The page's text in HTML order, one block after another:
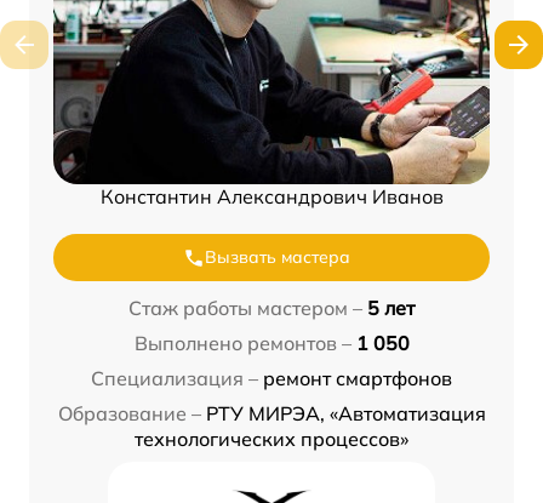
Константин Александрович Иванов
Вызвать мастера
Стаж работы мастером – 5 лет
Выполнено ремонтов – 1 050
Специализация – ремонт смартфонов
Образование – РТУ МИРЭА, «Автоматизация
технологических процессов»